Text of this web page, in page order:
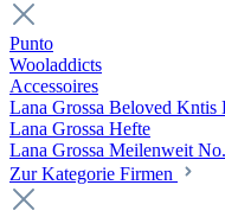
Punto
Wooladdicts
Accessoires
Lana Grossa Beloved Kntis
Lana Grossa Hefte
Lana Grossa Meilenweit
Zur Kategorie Firmen